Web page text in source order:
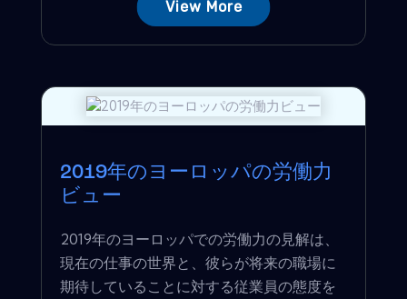
View More
2019年のヨーロッパの労働力
ビュー
2019年のヨーロッパでの労働力の見解は、
現在の仕事の世界と、彼らが将来の職場に
期待していることに対する従業員の態度を